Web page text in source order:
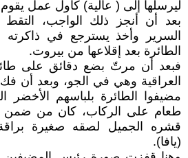
ليرسلها إلى ( عالية) كأول عمل
بعد أن أنجز ذلك الواجب،
السرير وأخذ يسترجع في
الطائرة بعد إقلاعها من بيروت.
فبعد أن مرتّ بضع دقائق على
العراقية وهي في الجو، وبعد أن فك
مضيفوا الطائرة بلباسهم الأخضر
طعام على الركاب، كان من ضمن
قشره الجميل لصقه صغيرة
(يافا).